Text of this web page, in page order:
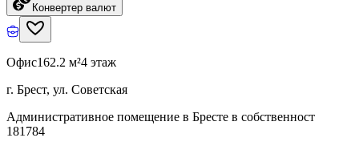
Конвертер валют
Офис162.2 м²4 этаж
г. Брест, ул. Советская
Административное помещение в Бресте в собственност
181784